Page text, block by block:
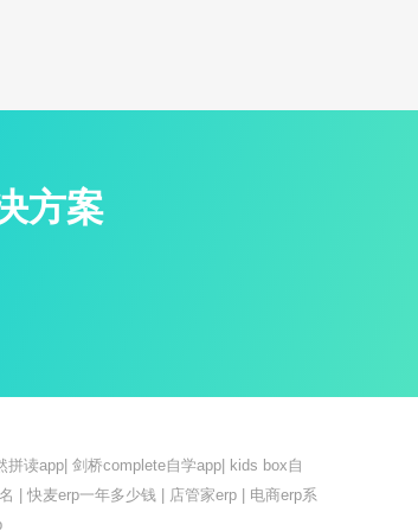
方案
拼读app| 剑桥complete自学app| kids box自
| 快麦erp一年多少钱 | 店管家erp| 电商erp系